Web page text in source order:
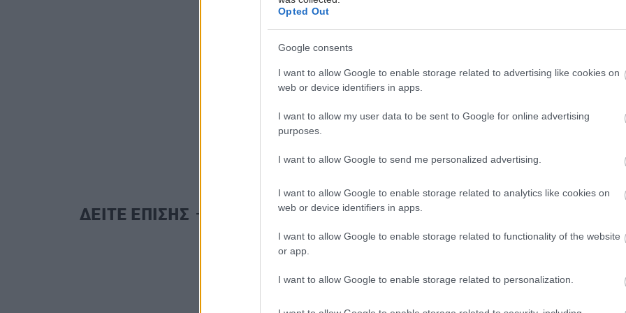
Opted Out
Google consents
I want to allow Google to enable storage related to advertising like cookies on
web or device identifiers in apps.
I want to allow my user data to be sent to Google for online advertising
purposes.
I want to allow Google to send me personalized advertising.
I want to allow Google to enable storage related to analytics like cookies on
web or device identifiers in apps.
I want to allow Google to enable storage related to functionality of the website
or app.
I want to allow Google to enable storage related to personalization.
ΔΕΙΤΕ ΕΠΙΣΗΣ